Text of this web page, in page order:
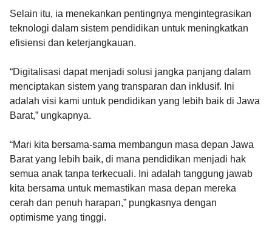
Selain itu, ia menekankan pentingnya mengintegrasikan
teknologi dalam sistem pendidikan untuk meningkatkan
efisiensi dan keterjangkauan.
“Digitalisasi dapat menjadi solusi jangka panjang dalam
menciptakan sistem yang transparan dan inklusif. Ini
adalah visi kami untuk pendidikan yang lebih baik di Jawa
Barat,” ungkapnya.
“Mari kita bersama-sama membangun masa depan Jawa
Barat yang lebih baik, di mana pendidikan menjadi hak
semua anak tanpa terkecuali. Ini adalah tanggung jawab
kita bersama untuk memastikan masa depan mereka
cerah dan penuh harapan,” pungkasnya dengan
optimisme yang tinggi.